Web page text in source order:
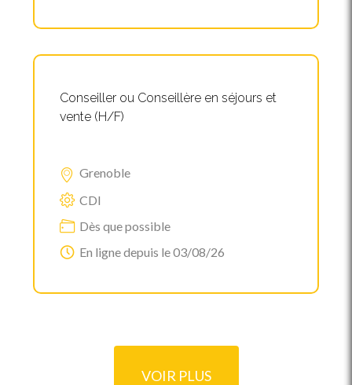
Conseiller ou Conseillère en séjours et
vente (H/F)
Grenoble
CDI
Dès que possible
En ligne depuis le 03/08/26
VOIR PLUS